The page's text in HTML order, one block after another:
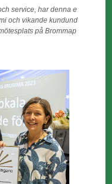
service,har denna e
och vikande kundund
på Brommap